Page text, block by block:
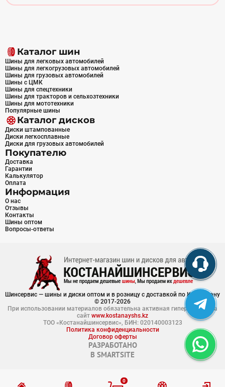
0
Каталог шин
Шины для легковых автомобилей
Шины для легкогрузовых автомобилей
Шины для грузовых автомобилей
Шины с ЦМК
Шины для спецтехники
Шины для тракторов и сельхозтехники
Шины для мототехники
Популярные шины
Каталог дисков
Диски штампованные
Диски легкосплавные
Диски для грузовых автомобилей
Покупателю
Доставка
Гарантии
Калькулятор
Оплата
Информация
О нас
Отзывы
Контакты
Шины оптом
Вопросы-ответы
Шинсервис — шины и диски оптом и в розницу с доставкой по Казахстану
© 2017-2026
При использовании материалов обязательна активная гиперссылка на
сайт www.kostanayshs.kz
ТОО «Костанайшинсервис», БИН: 020140003123
Политика конфиденциальности
Договор оферты
РАЗРАБОТАНО
В SMARTSITE